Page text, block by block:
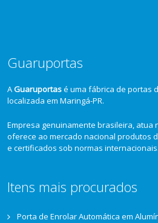
Guaruportas
AGuaruportasé uma fábrica de portas
localizada em Maringá-PR.
Empresa genuinamente brasileira, atua
oferece ao mercado nacional produtos
e certificados sob normas internacionais.
Itens mais procurados
Porta de Enrolar Automática em